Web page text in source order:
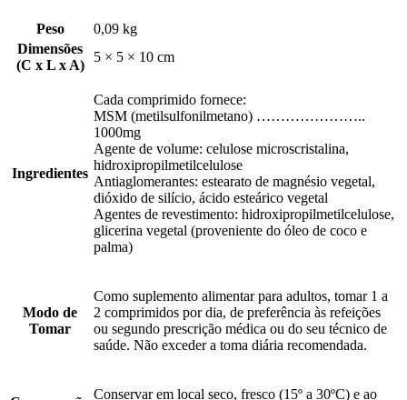
Peso
0,09 kg
Dimensões
(C x L x A)
5 × 5 × 10 cm
Ingredientes
Cada comprimido fornece:
MSM (metilsulfonilmetano) …………………..
1000mg
Agente de volume: celulose microscristalina,
hidroxipropilmetilcelulose
Antiaglomerantes: estearato de magnésio vegetal,
dióxido de silício, ácido esteárico vegetal
Agentes de revestimento: hidroxipropilmetilcelulose,
glicerina vegetal (proveniente do óleo de coco e
palma)
Modo de
Tomar
Como suplemento alimentar para adultos, tomar 1 a
2 comprimidos por dia, de preferência às refeições
ou segundo prescrição médica ou do seu técnico de
saúde. Não exceder a toma diária recomendada.
Conservar em local seco, fresco (15º a 30ºC) e ao